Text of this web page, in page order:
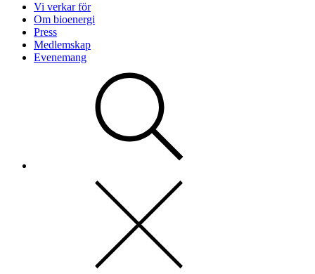
Vi verkar för
Om bioenergi
Press
Medlemskap
Evenemang